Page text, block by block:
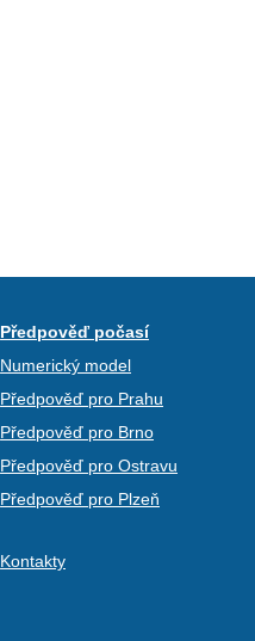
Předpověď počasí
Numerický model
Předpověď pro Prahu
Předpověď pro Brno
Předpověď pro Ostravu
Předpověď pro Plzeň
Kontakty